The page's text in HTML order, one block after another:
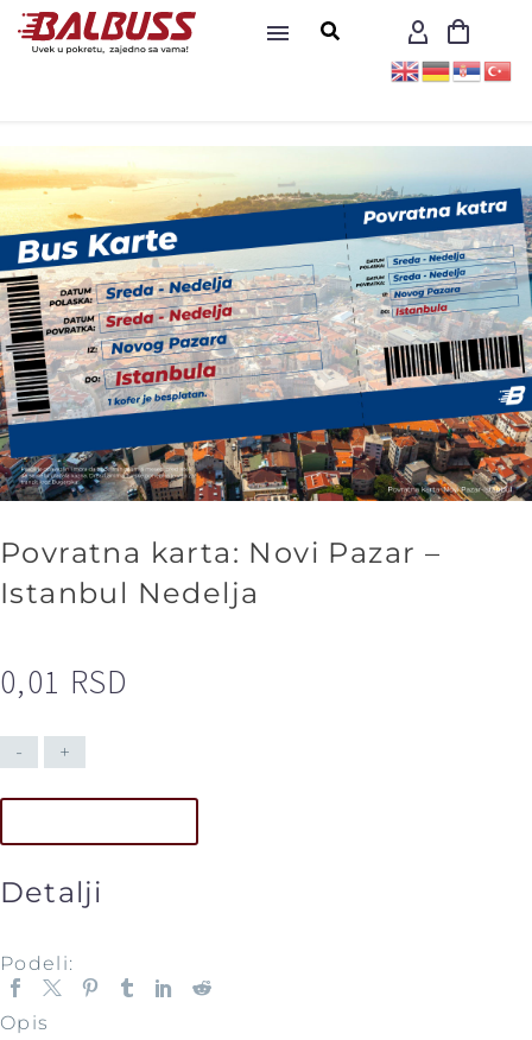
Povratna karta: Novi Pazar –
Istanbul Nedelja
0,01 RSD
- +
Detalji
Podeli:
Opis